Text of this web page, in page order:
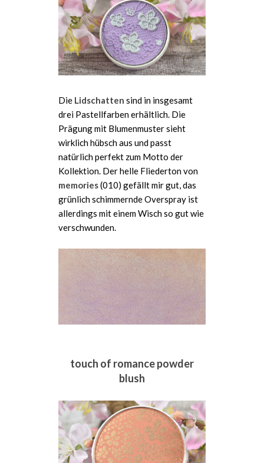
Die Lidschatten sind in insgesamt
drei Pastellfarben erhältlich. Die
Prägung mit Blumenmuster sieht
wirklich hübsch aus und passt
natürlich perfekt zum Motto der
Kollektion. Der helle Fliederton von
memories(010) gefällt mir gut, das
grünlich schimmernde Overspray ist
allerdings mit einem Wisch so gut wie
verschwunden.
touch of romance powder
blush